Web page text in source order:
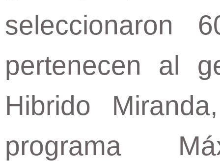
seleccionaron
pertenecen al
Hibrido
programa